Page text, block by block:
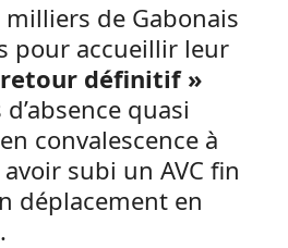
milliers de Gabonais
pour accueillir leur
définitif »
quasi
convalescence à
subi un AVC fin
déplacement en